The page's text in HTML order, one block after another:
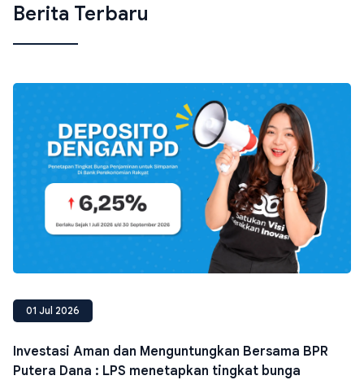
Berita Terbaru
01 Jul 2026
Investasi Aman dan Menguntungkan Bersama BPR
Putera Dana : LPS menetapkan tingkat bunga